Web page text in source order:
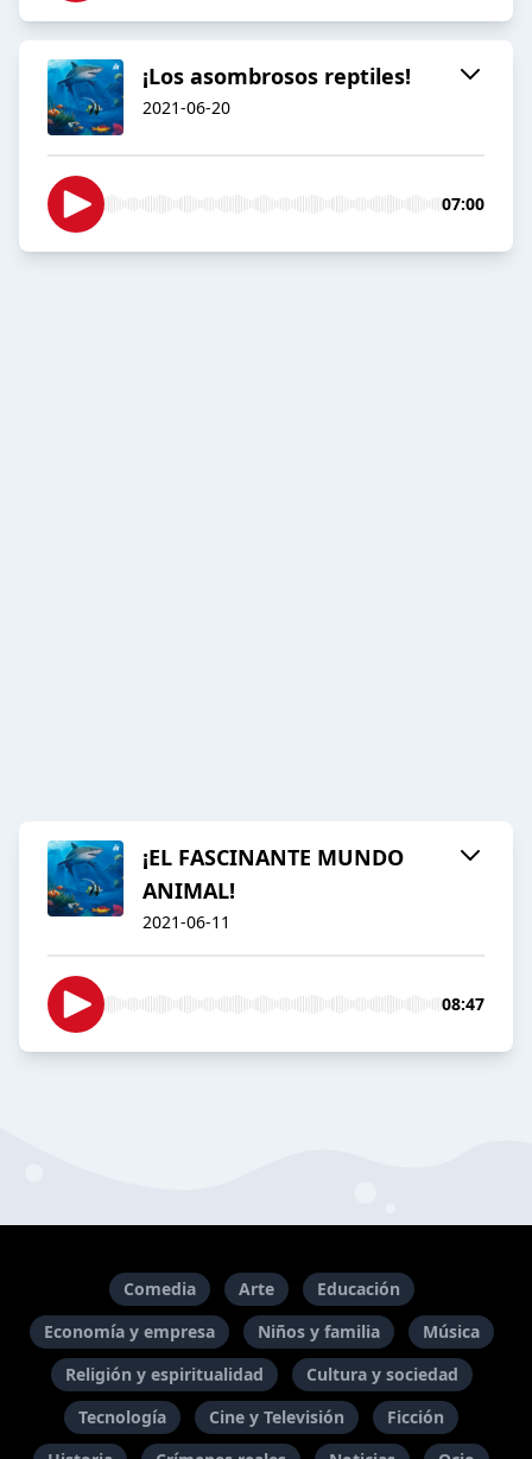
¡Los asombrosos reptiles!
2021-06-20
07:00
¡EL FASCINANTE MUNDO
ANIMAL!
2021-06-11
08:47
Comedia Arte
Educación
Economía y empresa
Niños y familia
Música
Religión y espiritualidad
Cultura y sociedad
Tecnología
Cine y Televisión
Ficción